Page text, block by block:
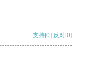
支持[0] 反对[0]